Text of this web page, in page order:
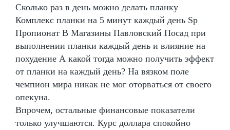
Сколько раз в день можно делать планку
Комплекс планки на 5 минут каждый день Sp
Пропионат В Магазины Павловский Посад при
выполнении планки каждый день и влияние на
похудение А какой тогда можно получить эффект
от планки на каждый день? На вязком поле
чемпион мира никак не мог оторваться от своего
опекуна.
Впрочем, остальные финансовые показатели
только улучшаются. Курс доллара спокойно